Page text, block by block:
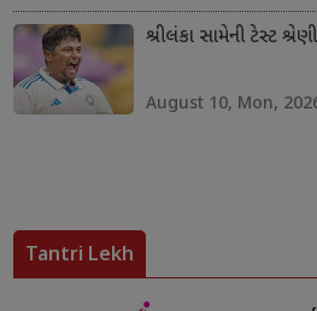
શ્રીલંકા સામેની ટેસ્ટ
August 10, Mon,
Tantri Lekh